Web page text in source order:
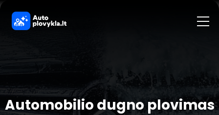
Automobilio dugno plovimas